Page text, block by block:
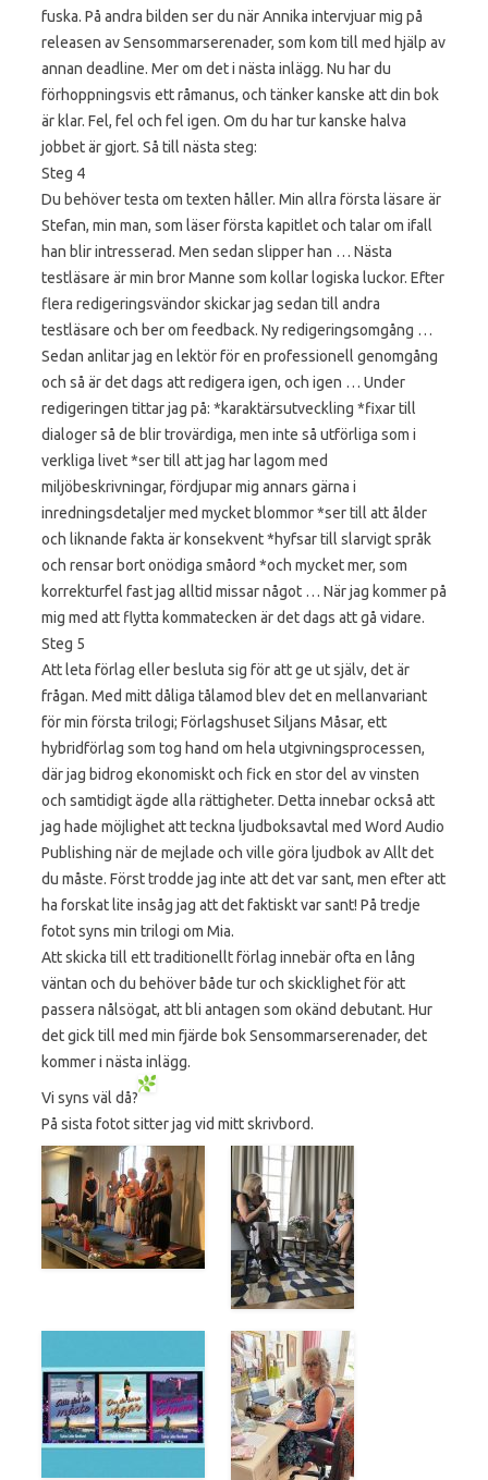
fuska. På andra bilden ser du när Annika intervjuar mig på
releasen av Sensommarserenader, som kom till med hjälp av
annan deadline. Mer om det i nästa inlägg. Nu har du
förhoppningsvis ett råmanus, och tänker kanske att din bok
är klar. Fel, fel och fel igen. Om du har tur kanske halva
jobbet är gjort. Så till nästa steg:
Steg 4
Du behöver testa om texten håller. Min allra första läsare är
Stefan, min man, som läser första kapitlet och talar om ifall
han blir intresserad. Men sedan slipper han … Nästa
testläsare är min bror Manne som kollar logiska luckor. Efter
flera redigeringsvändor skickar jag sedan till andra
testläsare och ber om feedback. Ny redigeringsomgång …
Sedan anlitar jag en lektör för en professionell genomgång
och så är det dags att redigera igen, och igen … Under
redigeringen tittar jag på: *karaktärsutveckling *fixar till
dialoger så de blir trovärdiga, men inte så utförliga som i
verkliga livet *ser till att jag har lagom med
miljöbeskrivningar, fördjupar mig annars gärna i
inredningsdetaljer med mycket blommor *ser till att ålder
och liknande fakta är konsekvent *hyfsar till slarvigt språk
och rensar bort onödiga småord *och mycket mer, som
korrekturfel fast jag alltid missar något … När jag kommer på
mig med att flytta kommatecken är det dags att gå vidare.
Steg 5
Att leta förlag eller besluta sig för att ge ut själv, det är
frågan. Med mitt dåliga tålamod blev det en mellanvariant
för min första trilogi; Förlagshuset Siljans Måsar, ett
hybridförlag som tog hand om hela utgivningsprocessen,
där jag bidrog ekonomiskt och fick en stor del av vinsten
och samtidigt ägde alla rättigheter. Detta innebar också att
jag hade möjlighet att teckna ljudboksavtal med Word Audio
Publishing när de mejlade och ville göra ljudbok av Allt det
du måste. Först trodde jag inte att det var sant, men efter att
ha forskat lite insåg jag att det faktiskt var sant! På tredje
fotot syns min trilogi om Mia.
Att skicka till ett traditionellt förlag innebär ofta en lång
väntan och du behöver både tur och skicklighet för att
passera nålsögat, att bli antagen som okänd debutant. Hur
det gick till med min fjärde bok Sensommarserenader, det
kommer i nästa inlägg.
Vi syns väl då?
På sista fotot sitter jag vid mitt skrivbord.